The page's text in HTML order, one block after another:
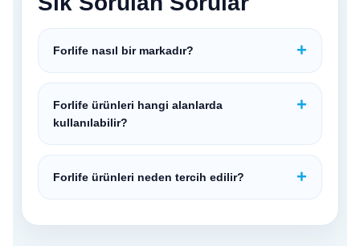
Forlife nasıl bir markadır?
Forlife ürünleri hangi alanlarda
kullanılabilir?
Forlife ürünleri neden tercih edilir?